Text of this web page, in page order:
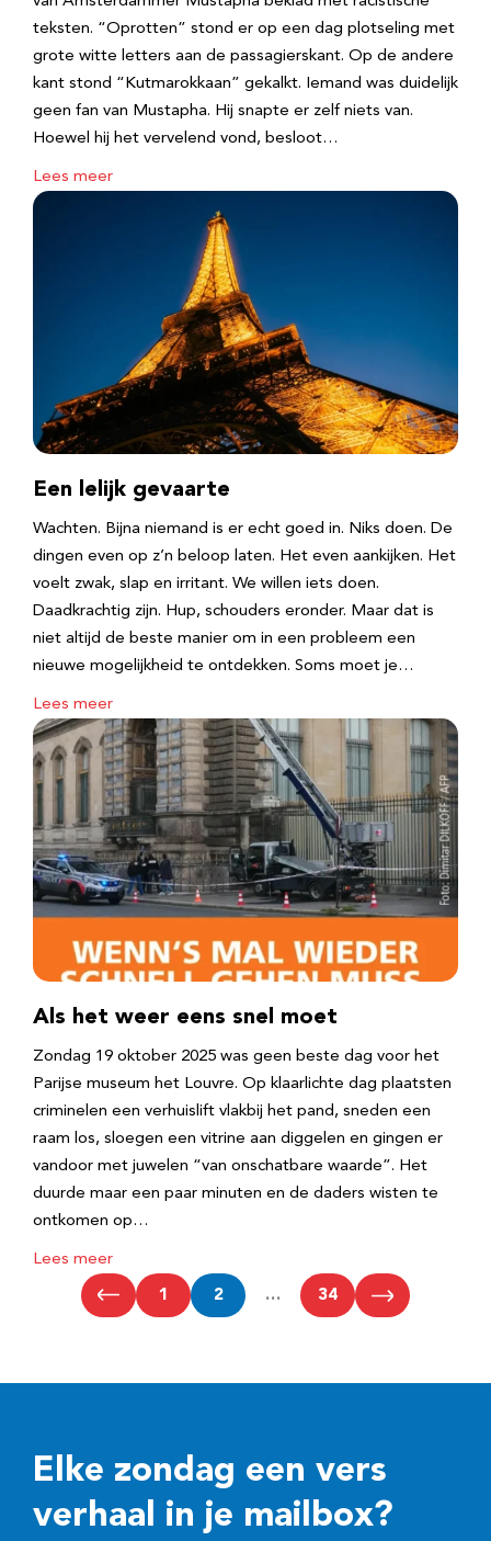
teksten. “Oprotten” stond er op een dag plotseling met
grote witte letters aan de passagierskant. Op de andere
kant stond “Kutmarokkaan” gekalkt. Iemand was duidelijk
geen fan van Mustapha. Hij snapte er zelf niets van.
Hoewel hij het vervelend vond, besloot…
Lees meer
Een lelijk gevaarte
Wachten. Bijna niemand is er echt goed in. Niks doen. De
dingen even op z’n beloop laten. Het even aankijken. Het
voelt zwak, slap en irritant. We willen iets doen.
Daadkrachtig zijn. Hup, schouders eronder. Maar dat is
niet altijd de beste manier om in een probleem een
nieuwe mogelijkheid te ontdekken. Soms moet je…
Lees meer
Als het weer eens snel moet
Zondag 19 oktober 2025 was geen beste dag voor het
Parijse museum het Louvre. Op klaarlichte dag plaatsten
criminelen een verhuislift vlakbij het pand, sneden een
raam los, sloegen een vitrine aan diggelen en gingen er
vandoor met juwelen “van onschatbare waarde”. Het
duurde maar een paar minuten en de daders wisten te
ontkomen op…
Lees meer
1 2 … 34
Elke zondag een vers
verhaal in je mailbox?